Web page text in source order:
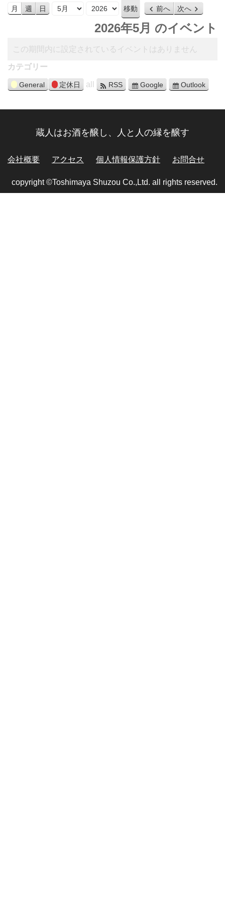
月 週 日 月 年 前へ 次へ
2026年5月 のイベント
この期間内に設定されているイベントはありません
カテゴリー
General 定休日 all RSS Google Outlook
蔵人はお酒を醸し、人と人の縁を醸す
会社概要 アクセス 個人情報保護方針 お問合せ
copyright ©Toshimaya Shuzou Co.,Ltd. all rights reserved.